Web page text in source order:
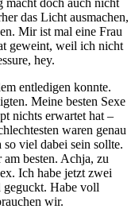
das Licht ausmachen,
Mir ist mal eine Frau
geweint, weil ich nicht
hey.
entledigen konnte.
Meine besten Sexe
nichts erwartet hat –
waren genau
viel dabei sein sollte.
besten. Achja, zu
Ich habe jetzt zwei
geguckt. Habe voll
wir.